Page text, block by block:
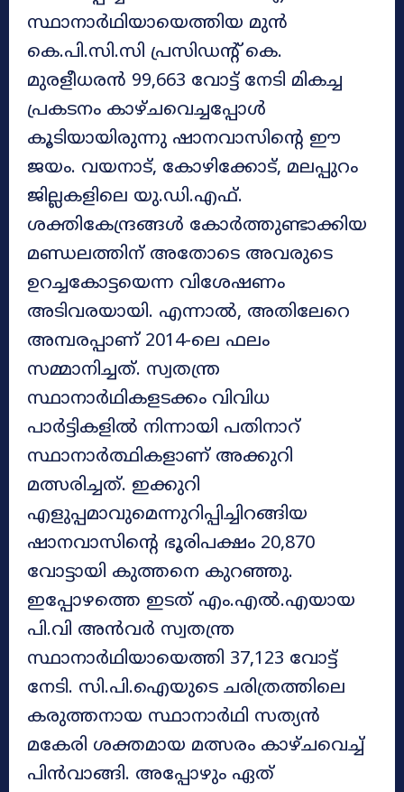
സ്ഥാനാര്‍ഥിയായെത്തിയ മുന്‍
കെ.പി.സി.സി പ്രസിഡന്റ് കെ.
മുരളീധരന്‍ 99,663 വോട്ട് നേടി മികച്ച
പ്രകടനം കാഴ്ചവെച്ചപ്പോള്‍
കൂടിയായിരുന്നു ഷാനവാസിന്റെ ഈ
ജയം. വയനാട്, കോഴിക്കോട്, മലപ്പുറം
ജില്ലകളിലെ യു.ഡി.എഫ്.
ശക്തികേന്ദ്രങ്ങള്‍ കോര്‍ത്തുണ്ടാക്കിയ
മണ്ഡലത്തിന് അതോടെ അവരുടെ
ഉറച്ചകോട്ടയെന്ന വിശേഷണം
അടിവരയായി. എന്നാല്‍, അതിലേറെ
അമ്പരപ്പാണ് 2014-ലെ ഫലം
സമ്മാനിച്ചത്. സ്വതന്ത്ര
സ്ഥാനാര്‍ഥികളടക്കം വിവിധ
പാര്‍ട്ടികളില്‍ നിന്നായി പതിനാറ്
സ്ഥാനാര്‍ത്ഥികളാണ് അക്കുറി
മത്സരിച്ചത്. ഇക്കുറി
എളുപ്പമാവുമെന്നുറിപ്പിച്ചിറങ്ങിയ
ഷാനവാസിന്റെ ഭൂരിപക്ഷം 20,870
വോട്ടായി കുത്തനെ കുറഞ്ഞു.
ഇപ്പോഴത്തെ ഇടത് എം.എല്‍.എയായ
പി.വി അന്‍വര്‍ സ്വതന്ത്ര
സ്ഥാനാര്‍ഥിയായെത്തി 37,123 വോട്ട്
നേടി. സി.പി.ഐയുടെ ചരിത്രത്തിലെ
കരുത്തനായ സ്ഥാനാര്‍ഥി സത്യന്‍
മകേരി ശക്തമായ മത്സരം കാഴ്ചവെച്ച്
പിന്‍വാങ്ങി. അപ്പോഴും ഏത്